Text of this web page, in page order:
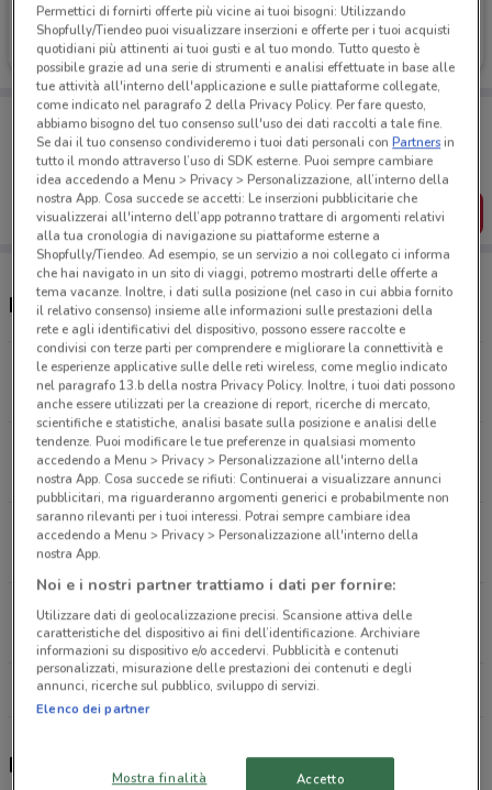
Deutsche Bank
Scade il 31/08
Porta DoveConviene sempre con te!
Puoi trovare le migliori offerte dei negozi vicino a te,
salvarle e creare la tua lista del risparmio, comodamente
dal tuo cellulare.
SCARICA L’APP
Negozi Deutsche Bank a San Donà di Piave
Via Giannino Ancillotto, 2 San Donà Di Piave
191 m
CHIUSO
Viale Iv Novembre, 39 Treviso
23.9 km
CHIUSO
Piazza San Leonardo, 5 Treviso
24.9 km
Piazza Crispi, 8 Treviso
25 km
Tutti i negozi Deutsche Bank
Deutsche Bank, offerte e negozi
Permettici di fornirti offerte più vicine ai tuoi bisogni: Utilizzando
Shopfully/Tiendeo puoi visualizzare inserzioni e offerte per i tuoi acquisti
quotidiani più attinenti ai tuoi gusti e al tuo mondo. Tutto questo è
possibile grazie ad una serie di strumenti e analisi effettuate in base alle
tue attività all'interno dell'applicazione e sulle piattaforme collegate,
come indicato nel paragrafo 2 della Privacy Policy. Per fare questo,
abbiamo bisogno del tuo consenso sull'uso dei dati raccolti a tale fine.
Se dai il tuo consenso condivideremo i tuoi dati personali conPartnersin
tutto il mondo attraverso l’uso di SDK esterne. Puoi sempre cambiare
idea accedendo a Menu > Privacy > Personalizzazione, all’interno della
nostra App. Cosa succede se accetti: Le inserzioni pubblicitarie che
visualizzerai all'interno dell’app potranno trattare di argomenti relativi
alla tua cronologia di navigazione su piattaforme esterne a
Shopfully/Tiendeo. Ad esempio, se un servizio a noi collegato ci informa
che hai navigato in un sito di viaggi, potremo mostrarti delle offerte a
tema vacanze. Inoltre, i dati sulla posizione (nel caso in cui abbia fornito
il relativo consenso) insieme alle informazioni sulle prestazioni della
rete e agli identificativi del dispositivo, possono essere raccolte e
condivisi con terze parti per comprendere e migliorare la connettività e
le esperienze applicative sulle delle reti wireless, come meglio indicato
nel paragrafo 13.b della nostra Privacy Policy. Inoltre, i tuoi dati possono
anche essere utilizzati per la creazione di report, ricerche di mercato,
scientifiche e statistiche, analisi basate sulla posizione e analisi delle
tendenze. Puoi modificare le tue preferenze in qualsiasi momento
accedendo a Menu > Privacy > Personalizzazione all'interno della
nostra App. Cosa succede se rifiuti: Continuerai a visualizzare annunci
pubblicitari, ma riguarderanno argomenti generici e probabilmente non
saranno rilevanti per i tuoi interessi. Potrai sempre cambiare idea
accedendo a Menu > Privacy > Personalizzazione all'interno della
nostra App.
Noi e i nostri partner trattiamo i dati per fornire:
Utilizzare dati di geolocalizzazione precisi. Scansione attiva delle
caratteristiche del dispositivo ai fini dell’identificazione. Archiviare
informazioni su dispositivo e/o accedervi. Pubblicità e contenuti
personalizzati, misurazione delle prestazioni dei contenuti e degli
annunci, ricerche sul pubblico, sviluppo di servizi.
Elenco dei partner
Mostra finalità Accetto